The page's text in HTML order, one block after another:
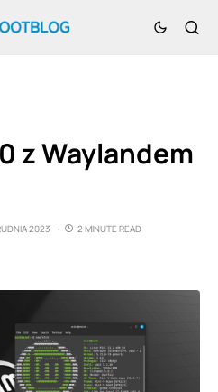
z Waylandem
2023
2 MINUTE READ